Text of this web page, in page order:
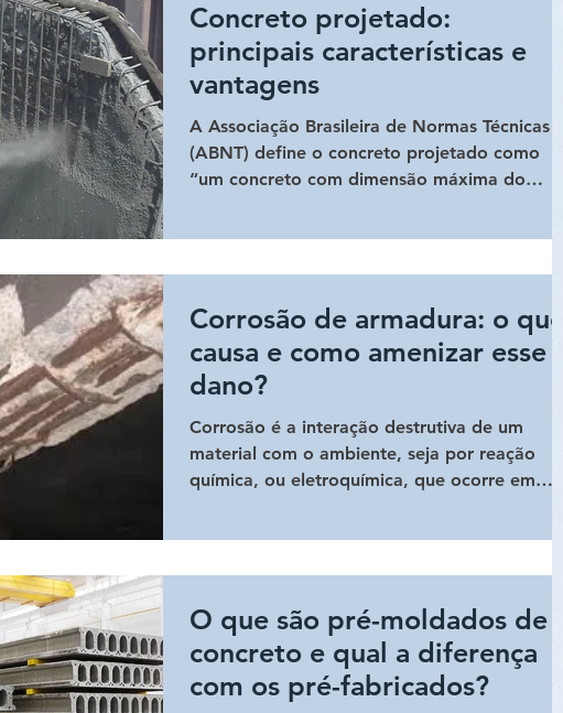
Concreto projetado:
principais características e
vantagens
A Associação Brasileira de Normas Técnicas
(ABNT) define o concreto projetado como
“um concreto com dimensão máxima do
Corrosão de armadura: o
causa e como amenizar esse
dano?
Corrosão é a interação destrutiva de um
material com o ambiente, seja por reação
química, ou eletroquímica, que ocorre em
O que são pré-moldados de
concreto e qual a diferença
com os pré-fabricados?